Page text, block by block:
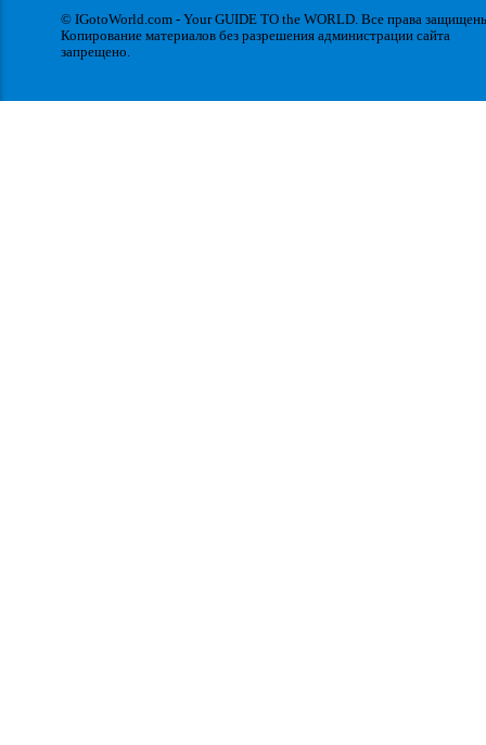
© IGotoWorld.com - Your GUIDE TO the WORLD. Все права
Копирование материалов без разрешения администрации сайта
запрещено.